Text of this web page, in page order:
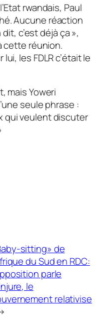
rwandais, Paul
Aucune réaction
dit, c’est déjà ça»,
cette réunion.
les FDLR c’était le
mais Yoweri
seule phrase :
qui veulent discuter
sitting» de
du Sud en RDC:
parle
le
relativise